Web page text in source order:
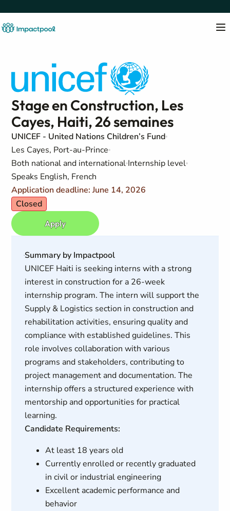
Stage en Construction, Les
Cayes, Haiti, 26 semaines
UNICEF - United Nations Children’s Fund
Les Cayes, Port-au-Prince
Both national and international Internship level
Speaks English, French
Application deadline: June 14, 2026
Closed
Apply
Summary by Impactpool
UNICEF Haiti is seeking interns with a strong
interest in construction for a 26-week
internship program. The intern will support the
Supply & Logistics section in construction and
rehabilitation activities, ensuring quality and
compliance with established guidelines. This
role involves collaboration with various
programs and stakeholders, contributing to
project management and documentation. The
internship offers a structured experience with
mentorship and opportunities for practical
learning.
Candidate Requirements:
At least 18 years old
Currently enrolled or recently graduated
in civil or industrial engineering
Excellent academic performance and
behavior